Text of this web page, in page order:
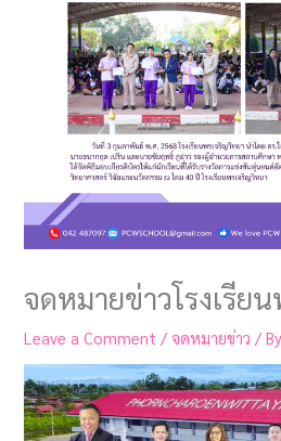
จดหมายข่าวโรงเรีย
Leave a Comment / จดหมายข่าว /